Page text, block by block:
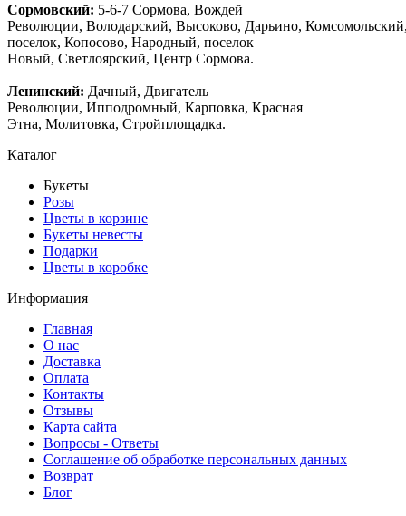
Сормовский: 5-6-7 Сормова, Вождей
Революции, Володарский, Высоково, Дарьино,
поселок, Копосово, Народный, поселок
Новый, Светлоярский, Центр Сормова.
Ленинский: Дачный, Двигатель
Революции, Ипподромный, Карповка, Красная
Этна, Молитовка, Стройплощадка.
Каталог
Букеты
Розы
Цветы в корзине
Букеты невесты
Подарки
Цветы в коробке
Информация
Главная
О нас
Доставка
Оплата
Контакты
Отзывы
Карта сайта
Вопросы - Ответы
Соглашение об обработке персональных данных
Возврат
Блог